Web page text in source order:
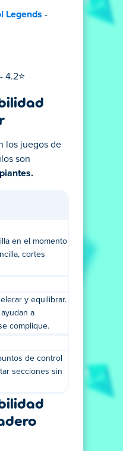
Legends -
- 4.2⭐
los juegos de
son
en el momento
cortes
y equilibrar.
a
complique.
de control
secciones sin